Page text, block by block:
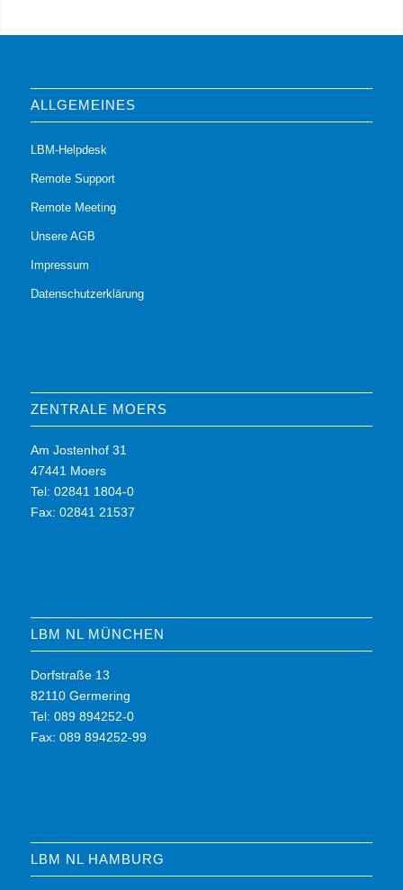
ALLGEMEINES
LBM-Helpdesk
Remote Support
Remote Meeting
Unsere AGB
Impressum
Datenschutzerklärung
ZENTRALE MOERS
Am Jostenhof 31
47441 Moers
Tel: 02841 1804-0
Fax: 02841 21537
LBM NL MÜNCHEN
Dorfstraße 13
82110 Germering
Tel: 089 894252-0
Fax: 089 894252-99
LBM NL HAMBURG